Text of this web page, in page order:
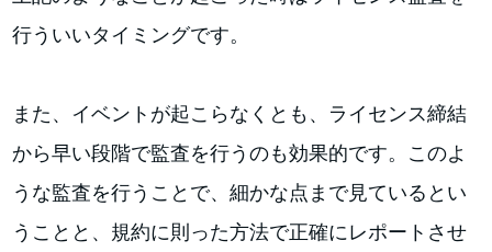
行ういいタイミングです。
また、イベントが起こらなくとも、ライセンス締結
から早い段階で監査を行うのも効果的です。このよ
うな監査を行うことで、細かな点まで見ているとい
うことと、規約に則った方法で正確にレポートさせ